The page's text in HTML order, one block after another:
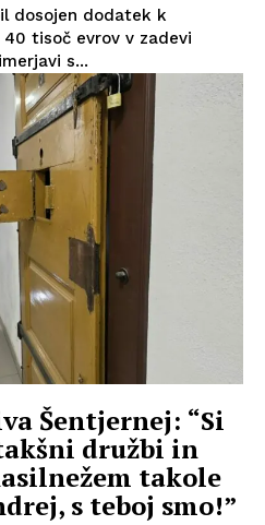
dosojen dodatek k
tisoč evrov v zadevi
s...
Šentjernej: “Si
družbi in
takole
s teboj smo!”